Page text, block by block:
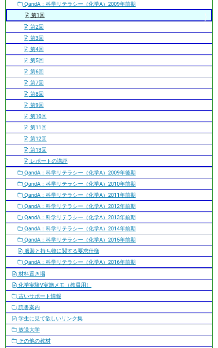
QandA：科学リテラシー（化学A）2009年前期
第1回
第2回
第3回
第4回
第5回
第6回
第7回
第8回
第9回
第10回
第11回
第12回
第13回
レポートの講評
QandA：科学リテラシー（化学A）2009年後期
QandA：科学リテラシー（化学A）2010年前期
QandA：科学リテラシー（化学A）2011年前期
QandA：科学リテラシー（化学A）2012年前期
QandA：科学リテラシー（化学A）2013年前期
QandA：科学リテラシー（化学A）2014年前期
QandA：科学リテラシー（化学A）2015年前期
服装と持ち物に関する要求仕様
QandA：科学リテラシー（化学A）2016年前期
材料置き場
化学実験V実施メモ（教員用）
古いサポート情報
読書案内
学生に見て欲しいリンク集
放送大学
その他の教材